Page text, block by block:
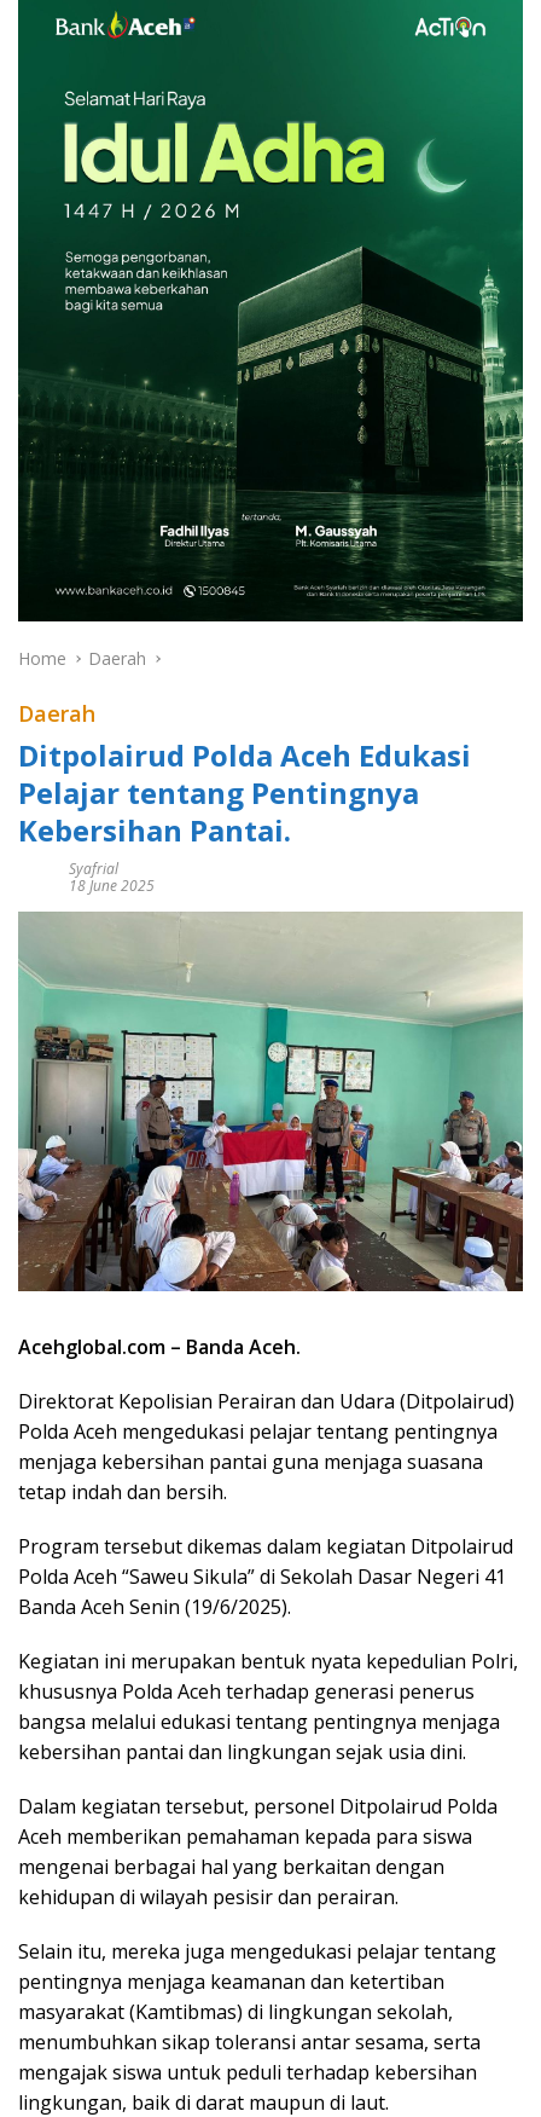
Home Daerah
Daerah
Ditpolairud Polda Aceh Edukasi
Pelajar tentang Pentingnya
Kebersihan Pantai.
Syafrial
18 June 2025
Acehglobal.com – Banda Aceh.
Direktorat Kepolisian Perairan dan Udara (Ditpolairud)
Polda Aceh mengedukasi pelajar tentang pentingnya
menjaga kebersihan pantai guna menjaga suasana
tetap indah dan bersih.
Program tersebut dikemas dalam kegiatan Ditpolairud
Polda Aceh “Saweu Sikula” di Sekolah Dasar Negeri 41
Banda Aceh Senin (19/6/2025).
Kegiatan ini merupakan bentuk nyata kepedulian Polri,
khususnya Polda Aceh terhadap generasi penerus
bangsa melalui edukasi tentang pentingnya menjaga
kebersihan pantai dan lingkungan sejak usia dini.
Dalam kegiatan tersebut, personel Ditpolairud Polda
Aceh memberikan pemahaman kepada para siswa
mengenai berbagai hal yang berkaitan dengan
kehidupan di wilayah pesisir dan perairan.
Selain itu, mereka juga mengedukasi pelajar tentang
pentingnya menjaga keamanan dan ketertiban
masyarakat (Kamtibmas) di lingkungan sekolah,
menumbuhkan sikap toleransi antar sesama, serta
mengajak siswa untuk peduli terhadap kebersihan
lingkungan, baik di darat maupun di laut.